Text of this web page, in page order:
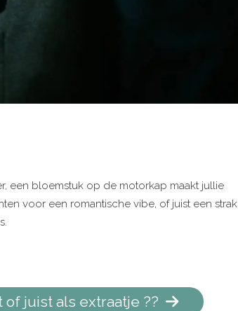
een bloemstuk op de motorkap maakt jullie
voor een romantische vibe, of juist een strak
juist als extraatje ??